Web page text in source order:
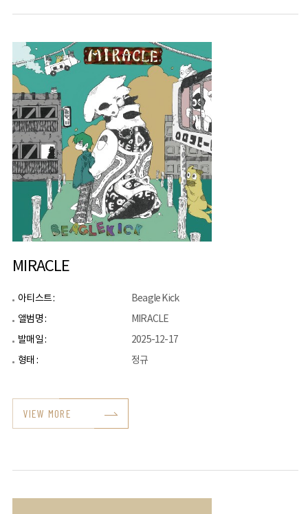
MIRACLE
아티스트 :
Beagle Kick
앨범명 :
MIRACLE
발매일 :
2025-12-17
형태 :
정규
VIEW MORE